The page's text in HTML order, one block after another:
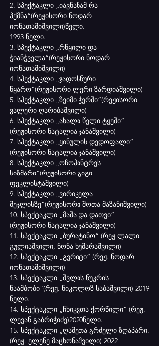
2. სპექტაკლი „იავნანამ რა
ჰქმნა“(რეჟისორი ნოდარ
იონათამიშვილი)წელი.
1993 წელი.
3. სპექტაკლი „რწყილი და
ჭიანჭველა“(რეჟისორი ნოდარ
იონათამიშვილი)
4. სპექტაკლი „ჯადოსნური
წყარო“(რეჟისორი ლერი ზარდიაშვილი)
5. სპექტაკლი „ზეიმი ჭერში“(რეჟისორი
ვალერი ღარიბაშვილი)
6. სპექტაკლი „ახალი წელი ტყეში“
(რეჟისორი ნატალია ჯანაშვილი)
7. სპექტაკლი „ყინულის დედოფალი“
(რეჟისორი ნატალია ჯანაშვილი)
8. სპექტაკლი „ოჩოპინტრეს
სიზმარი“(რეჟისორი გიგი
ფეკლისტაშვილი)
9. სპექტაკლი „ვირიკელა
მეჯლისზე“(რეჟისორი შოთა მაზანიშვილი)
10. სპექტაკლი „მაშა და დათვი“
(რეჟისორი ნატალია ჯანაშვილი)
11. სპექტაკლი „ბურატინო“ (რეჟ ლალი
გულიაშვილი, ნონა ხუმარაშვილი)
12. სპექტაკლი „გვრიტი“ (რეჟ. ნოდარ
იონათამიშვილი)
13. სპექტაკლი „შვლის ნუკრის
ნაამბობი“(რეჟ. ნიკოლოზ საბაშვილი) 2019
წელი.
14. სპექტაკლი „ჩხიკვთა ქორწილი“ (რეჟ.
ლევან გაბრიჭიძე)2020წელი.
15. სპექტაკლი „ღამეთა გრძელი ზღაპარი.
(რეჟ. ელენე მაცხონაშვილი) 2022